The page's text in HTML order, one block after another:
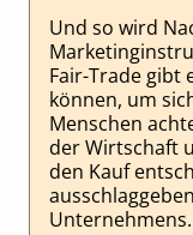
Und so wird
Fair-Trade gibt
können, um
Menschen
der Wirtschaft
den Kauf
Unternehmens.